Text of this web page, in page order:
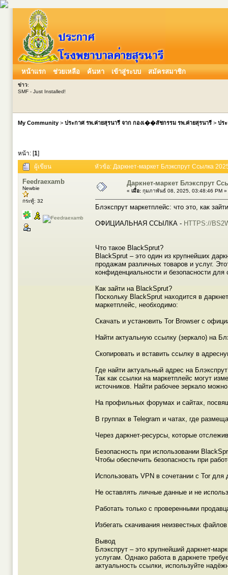
หน้าแรก ช่วยเหลือ ค้นหา เข้าสู่ระบบ สมัครสมาชิก
ข่าว:
SMF - Just Installed!
My Community > ประกาศ รพ.ค่ายสุรนารี จาก กองเ��สัชกรรม รพ.ค่ายสุรนารี > ปร
หน้า: [1]
ผู้เขียน
หัวข้อ: Даркнет-маркет Блэкспрут Ссылка
Feedraexamb
Newbie
กระทู้: 32
Даркнет-маркет Блэкспрут
« เมื่อ: กุมภาพันธ์ 08, 2025, 03:48:46 PM »
Блэкспрут маркетплейс: что это, как
ОФИЦИАЛЬНАЯ ССЫЛКА - HTTPS://
Что такое BlackSprut?
BlackSprut – это один из крупнейших
продажам различных товаров и услуг.
конфиденциальности и безопасности для
Как зайти на BlackSprut?
Поскольку BlackSprut находится в
маркетплейс, необходимо:
Скачать и установить Tor Browser с
Найти актуальную ссылку (зеркало) на
Скопировать и вставить ссылку в
Где найти актуальный адрес на
Так как ссылки на маркетплейс могут
источников. Найти рабочее зеркало
На профильных форумах и сайтах,
В группах в Telegram и чатах, где
Через даркнет-ресурсы, которые
Безопасность при использовании
Чтобы обеспечить безопасность при
Использовать VPN в сочетании с Tor для
Не оставлять личные данные и не
Работать только с проверенными
Избегать скачивания неизвестных
Вывод
Блэкспрут – это крупнейший даркнет-
услугам. Однако работа в даркнете
актуальность ссылки, используйте